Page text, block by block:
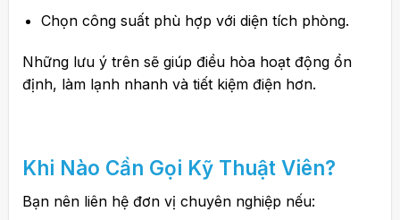
Chọn công suất phù hợp với diện tích phòng.
Những lưu ý trên sẽ giúp điều hòa hoạt động ổn
định, làm lạnh nhanh và tiết kiệm điện hơn.
Khi Nào Cần Gọi Kỹ Thuật Viên?
Bạn nên liên hệ đơn vị chuyên nghiệp nếu: